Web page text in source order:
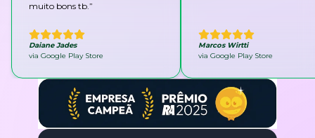
muito bons tb.”
Daiane Jades
via Google Play Store
Marcos Wirtti
via Google Play Store